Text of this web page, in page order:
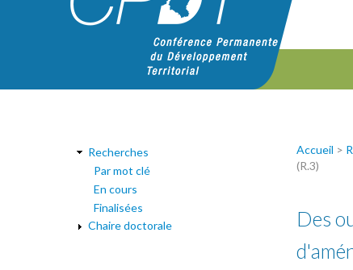
Recherches
Par mot clé
En cours
Finalisées
Chaire doctorale
Accueil >
(R.3)
Des